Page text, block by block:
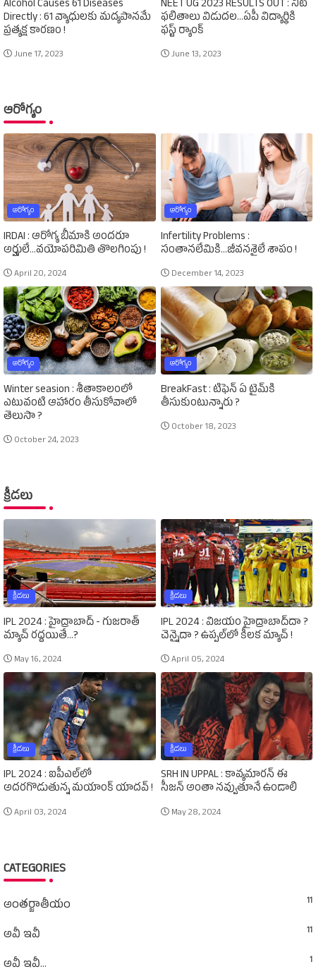
Alcohol Causes 61 Diseases
Directly : 61 వ్యాధులకు మద్యపానమే
ప్రత్యక్ష కారణం !
June 17, 2023
NEET UG 2023 RESULTS OUT : నీట్‌
ఫలితాలు విడుదల...ఏపీ విద్యార్థికి
ఫస్ట్‌ ర్యాంక్‌
June 13, 2023
ఆరోగ్యం
ఆరోగ్యం
IRDAI : ఆరోగ్య బీమాకి అందరూ
అర్హులే...వయోపరిమితి తొలగింపు !
April 20, 2024
ఆరోగ్యం
Infertility Problems :
సంతానలేమికి...జీవనశైలే శాపం !
December 14, 2023
ఆరోగ్యం
Winter seasion : శీతాకాలంలో
ఎటువంటి ఆహారం తీసుకోవాలో
తెలుసా ?
October 24, 2023
ఆరోగ్యం
BreakFast : టిఫెన్‌ ఏ టైమ్‌కి
తీసుకుంటున్నారు ?
October 18, 2023
క్రీడలు
క్రీడలు
IPL 2024 : హైద్రాబాద్‌ - గుజరాత్‌
మ్యాచ్‌ రద్దయితే...?
May 16, 2024
క్రీడలు
IPL 2024 : విజయం హైద్రాబాద్‌దా ?
చెన్నైదా ? ఉప్పల్‌లో కీలక మ్యాచ్‌ !
April 05, 2024
క్రీడలు
IPL 2024 : ఐపీఎల్‌లో
అదరగొడుతున్న మయాంక్‌ యాదవ్‌ !
April 03, 2024
క్రీడలు
SRH IN UPPAL : కావ్యమారన్‌ ఈ
సీజన్‌ అంతా నవ్వుతూనే ఉండాలి
May 28, 2024
CATEGORIES
అంతర్జాతీయం 11
అవీ ఇవీ 11
అవీ ఇవీ... 1